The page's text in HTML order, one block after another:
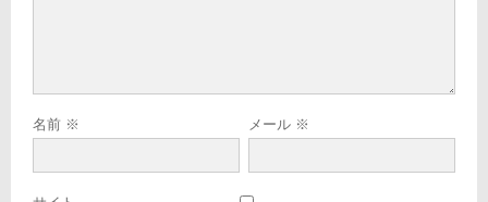
名前 ※ メール ※